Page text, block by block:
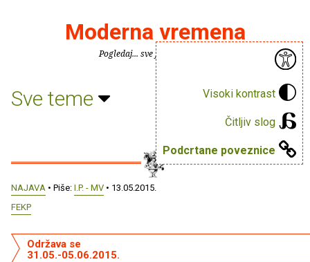
Visoki kontrast
Čitljiv slog
Podcrtane poveznice
Moderna vremena
Pogledaj... sve je puno knjiga.
Sve teme
NAJAVA • Piše: I.P. - MV • 13.05.2015.
FEKP
Održava se
31.05.-05.06.2015.